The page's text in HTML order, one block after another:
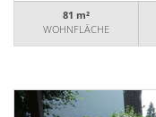
81 m²
WOHNFLÄCHE